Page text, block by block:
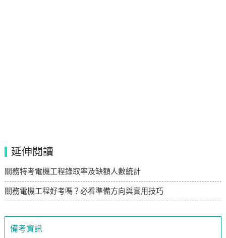
備考資訊
延伸閱讀
關務特考電機工程錄取率及缺額人數統計
關務電機工程好考嗎？必看準備方向與實用技巧